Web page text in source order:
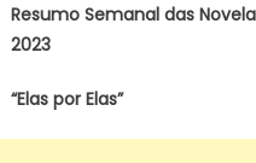
Resumo Semanal das
2023
“Elas por Elas”